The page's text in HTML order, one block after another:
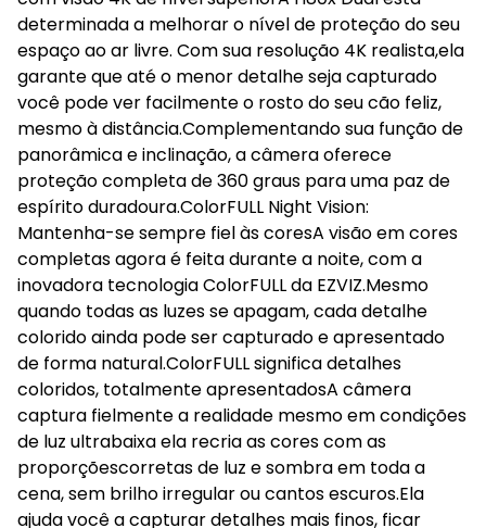
determinada a melhorar o nível de proteção do seu
espaço ao ar livre. Com sua resolução 4K realista,ela
garante que até o menor detalhe seja capturado
você pode ver facilmente o rosto do seu cão feliz,
mesmo à distância.Complementando sua função de
panorâmica e inclinação, a câmera oferece
proteção completa de 360 graus para uma paz de
espírito duradoura.ColorFULL Night Vision:
Mantenha-se sempre fiel às coresA visão em cores
completas agora é feita durante a noite, com a
inovadora tecnologia ColorFULL da EZVIZ.Mesmo
quando todas as luzes se apagam, cada detalhe
colorido ainda pode ser capturado e apresentado
de forma natural.ColorFULL significa detalhes
coloridos, totalmente apresentadosA câmera
captura fielmente a realidade mesmo em condições
de luz ultrabaixa ela recria as cores com as
proporçõescorretas de luz e sombra em toda a
cena, sem brilho irregular ou cantos escuros.Ela
ajuda você a capturar detalhes mais finos, ficar